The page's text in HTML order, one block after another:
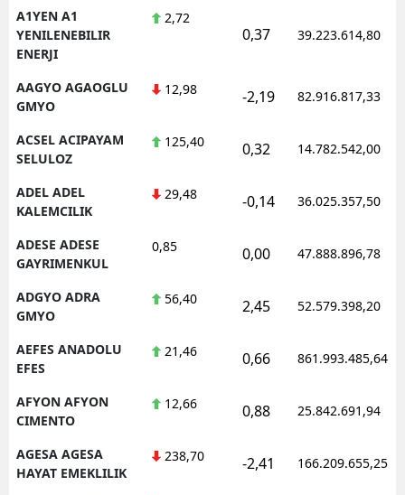
Elazığ
Erzurum
Eskişehir
Gümüşhane
Isparta
İzmir
A1YEN A1
YENILENEBILIR
ENERJI
2,72
0,37 39.223.614,80
AAGYO AGAOGLU
GMYO
12,98 -2,19 82.916.817,33
ACSEL ACIPAYAM
SELULOZ
125,40 0,32 14.782.542,00
ADEL ADEL
KALEMCILIK
29,48 -0,14 36.025.357,50
ADESE ADESE
GAYRIMENKUL
0,85 0,00 47.888.896,78
ADGYO ADRA
GMYO
56,40 2,45 52.579.398,20
AEFES ANADOLU
EFES
21,46 0,66 861.993.485,64
AFYON AFYON
CIMENTO
12,66 0,88 25.842.691,94
AGESA AGESA
HAYAT EMEKLILIK
238,70 -2,41 166.209.655,25